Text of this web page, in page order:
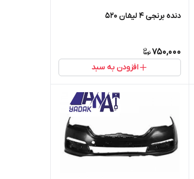
دنده برنجی 4 لیفان 520
750,000
افزودن به سبد